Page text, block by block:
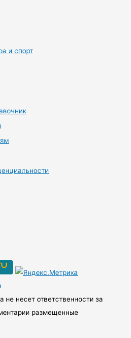
и спорт
не несет ответственности за
размещенные